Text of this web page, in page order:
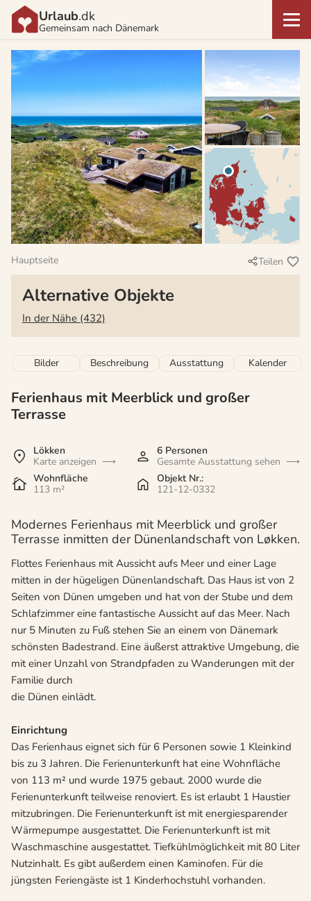
Urlaub.dk
Gemeinsam nach Dänemark
Hauptseite Teilen
Alternative Objekte
In der Nähe (432)
Bilder Beschreibung Ausstattung Kalender
Ferienhaus mit Meerblick und großer
Terrasse
Lökken
Karte anzeigen
6 Personen
Gesamte Ausstattung sehen
Wohnfläche
113 m²
Objekt Nr.:
121-12-0332
Modernes Ferienhaus mit Meerblick und großer
Terrasse inmitten der Dünenlandschaft von Løkken.
Flottes Ferienhaus mit Aussicht aufs Meer und einer Lage
mitten in der hügeligen Dünenlandschaft. Das Haus ist von 2
Seiten von Dünen umgeben und hat von der Stube und dem
Schlafzimmer eine fantastische Aussicht auf das Meer. Nach
nur 5 Minuten zu Fuß stehen Sie an einem von Dänemark
schönsten Badestrand. Eine äußerst attraktive Umgebung, die
mit einer Unzahl von Strandpfaden zu Wanderungen mit der
Familie durch
die Dünen einlädt.
Einrichtung
Das Ferienhaus eignet sich für 6 Personen sowie 1 Kleinkind
bis zu 3 Jahren. Die Ferienunterkunft hat eine Wohnfläche
von 113 m² und wurde 1975 gebaut. 2000 wurde die
Ferienunterkunft teilweise renoviert. Es ist erlaubt 1 Haustier
mitzubringen. Die Ferienunterkunft ist mit energiesparender
Wärmepumpe ausgestattet. Die Ferienunterkunft ist mit
Waschmaschine ausgestattet. Tiefkühlmöglichkeit mit 80 Liter
Nutzinhalt. Es gibt außerdem einen Kaminofen. Für die
jüngsten Feriengäste ist 1 Kinderhochstuhl vorhanden.